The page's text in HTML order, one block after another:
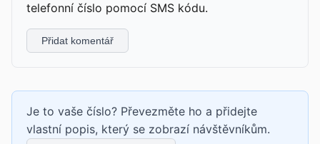
telefonní číslo pomocí SMS kódu.
Přidat komentář
Je to vaše číslo? Převezměte ho a přidejte
vlastní popis, který se zobrazí návštěvníkům.